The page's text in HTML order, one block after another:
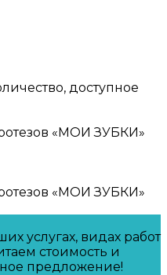
доступное
«МОИ ЗУБКИ»
«МОИ ЗУБКИ»
услугах, видах работ
стоимость и
предложение!